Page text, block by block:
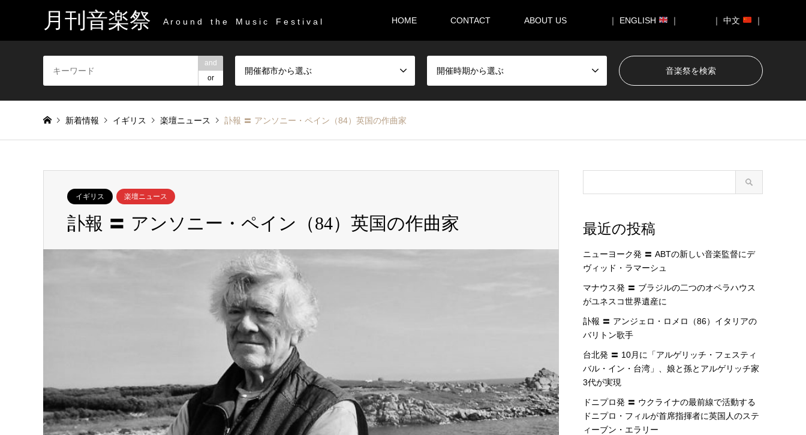
月刊音楽祭 A r o u n d t h e M u s i c F e s t i v a l HOME CONTACT ABOUT US ｜ ENGLISH ｜ ｜ 中文 ｜
and
or
開催都市から選ぶ 開催時期から選ぶ
新着情報 イギリス 楽壇ニュース 訃報 〓 アンソニー・ペイン（84）英国の作曲家
イギリス 楽壇ニュース
訃報 〓 アンソニー・ペイン（84）英国の作曲家 最近の投稿
ニューヨーク発 〓 ABTの新しい音楽監督にデ
ヴィッド・ラマーシュ
マナウス発 〓 ブラジルの二つのオペラハウス
がユネスコ世界遺産に
訃報 〓 アンジェロ・ロメロ（86）イタリアの
バリトン歌手
台北発 〓 10月に「アルゲリッチ・フェスティ
バル・イン・台湾」、娘と孫とアルゲリッチ家
3代が実現
ドニプロ発 〓 ウクライナの最前線で活動する
ドニプロ・フィルが首席指揮者に英国人のステ
ィーブン・エラリー